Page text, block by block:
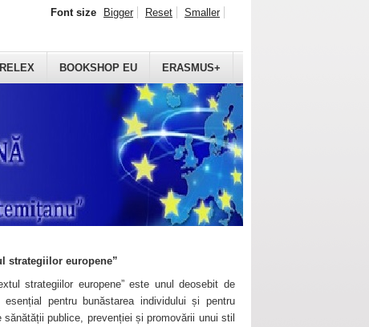
BOOKSHOP EU ERASMUS+
Font size Bigger Reset Smaller
strategiilor europene”
strategiilor europene” este unul deosebit de
pentru bunăstarea individului și pentru
publice, prevenției și promovării unui stil